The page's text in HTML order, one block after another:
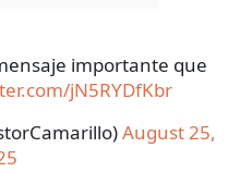
importante que
jN5RYDfKbr
August 25,